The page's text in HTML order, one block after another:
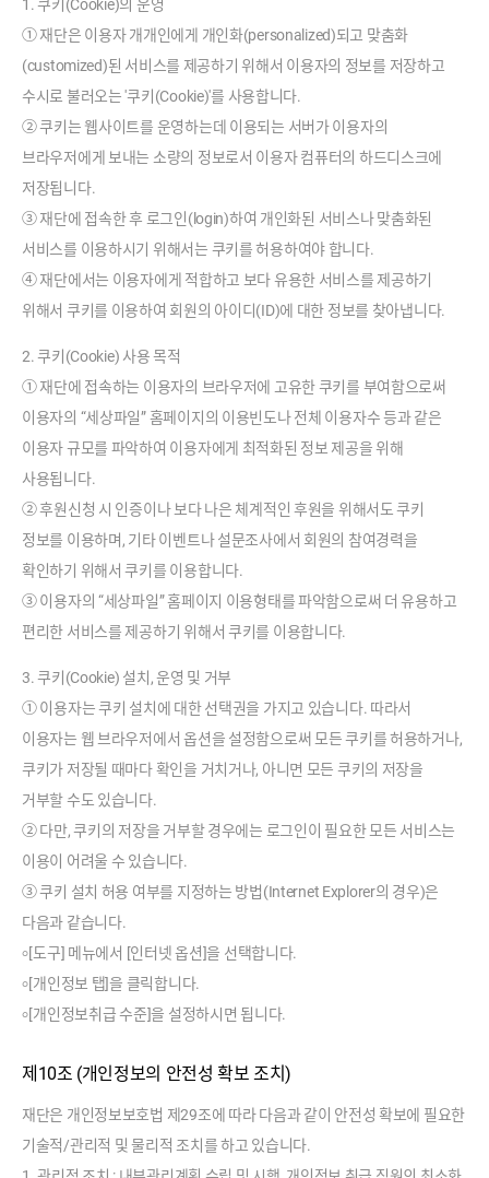
1. 쿠키(Cookie)의 운영
① 재단은 이용자 개개인에게 개인화(personalized)되고 맞춤화
(customized)된 서비스를 제공하기 위해서 이용자의 정보를 저장하고
수시로 불러오는 '쿠키(Cookie)'를 사용합니다.
② 쿠키는 웹사이트를 운영하는데 이용되는 서버가 이용자의
브라우저에게 보내는 소량의 정보로서 이용자 컴퓨터의 하드디스크에
저장됩니다.
③ 재단에 접속한 후 로그인(login)하여 개인화된 서비스나 맞춤화된
서비스를 이용하시기 위해서는 쿠키를 허용하여야 합니다.
④ 재단에서는 이용자에게 적합하고 보다 유용한 서비스를 제공하기
위해서 쿠키를 이용하여 회원의 아이디(ID)에 대한 정보를 찾아냅니다.
2. 쿠키(Cookie) 사용 목적
① 재단에 접속하는 이용자의 브라우저에 고유한 쿠키를 부여함으로써
이용자의 “세상파일” 홈페이지의 이용빈도나 전체 이용자수 등과 같은
이용자 규모를 파악하여 이용자에게 최적화된 정보 제공을 위해
사용됩니다.
② 후원신청 시 인증이나 보다 나은 체계적인 후원을 위해서도 쿠키
정보를 이용하며, 기타 이벤트나 설문조사에서 회원의 참여경력을
확인하기 위해서 쿠키를 이용합니다.
③ 이용자의 “세상파일” 홈페이지 이용형태를 파악함으로써 더 유용하고
편리한 서비스를 제공하기 위해서 쿠키를 이용합니다.
3. 쿠키(Cookie) 설치, 운영 및 거부
① 이용자는 쿠키 설치에 대한 선택권을 가지고 있습니다. 따라서
이용자는 웹 브라우저에서 옵션을 설정함으로써 모든 쿠키를 허용하거나,
쿠키가 저장될 때마다 확인을 거치거나, 아니면 모든 쿠키의 저장을
거부할 수도 있습니다.
② 다만, 쿠키의 저장을 거부할 경우에는 로그인이 필요한 모든 서비스는
이용이 어려울 수 있습니다.
③ 쿠키 설치 허용 여부를 지정하는 방법(Internet Explorer의 경우)은
다음과 같습니다.
৹ [도구] 메뉴에서 [인터넷 옵션]을 선택합니다.
৹ [개인정보 탭]을 클릭합니다.
৹ [개인정보취급 수준]을 설정하시면 됩니다.
제10조 (개인정보의 안전성 확보 조치)
재단은 개인정보보호법 제29조에 따라 다음과 같이 안전성 확보에 필요한
기술적/관리적 및 물리적 조치를 하고 있습니다.